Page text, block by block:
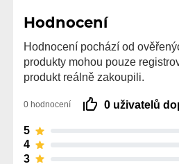
Hodnocení
Hodnocení pochází od
produkty mohou pouze
produkt reálně zakoupili.
0 hodnocení 0 uživatelů
5
4
3